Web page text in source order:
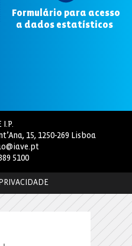
Formulário para acesso
a dados estatísticos
I.P.
15, 1250-269 Lisboa
5100